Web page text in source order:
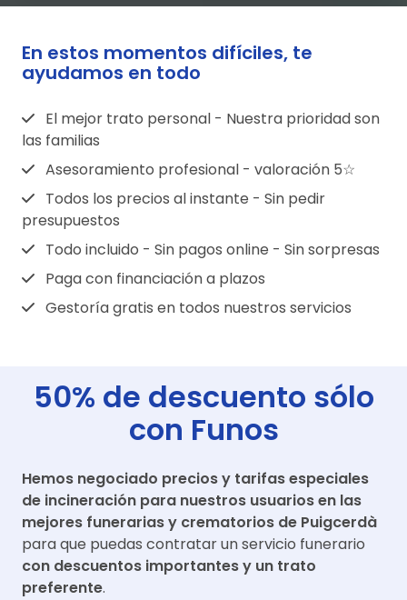
En estos momentos difíciles, te
ayudamos en todo
El mejor trato personal - Nuestra prioridad son
las familias
Asesoramiento profesional - valoración 5☆
Todos los precios al instante - Sin pedir
presupuestos
Todo incluido - Sin pagos online - Sin sorpresas
Paga con financiación a plazos
Gestoría gratis en todos nuestros servicios
50% de descuento sólo
con Funos
Hemos negociado precios y tarifas especiales
de incineración para nuestros usuarios en las
mejores funerarias y crematorios de Puigcerdà
para que puedas contratar un servicio funerario
con descuentos importantes y un trato
preferente.